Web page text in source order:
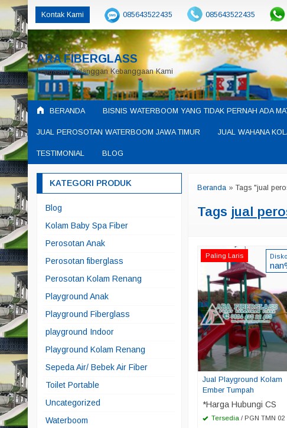
Kontak Kami 085643522435 085643522435
ARA FIBERGLASS
kepuasan Pelanggan Kebanggaan Kami
BERANDA BISNIS WATERBOOM YANG TIDAK PERNAH ADA
JUAL PEROSOTAN WATERBOOM JAWA TIMUR JUAL WAHANA
TESTIMONIAL BLOG
Beranda »Tags "jual
Tags jual
Paling Laris
Jual Playground Kolam
Ember Tumpah
*Harga Hubungi CS
Tersedia / PGN TMN 02
KATEGORI PRODUK
Blog
Kolam Baby Spa Fiber
Perosotan Anak
Perosotan fiberglass
Perosotan Kolam Renang
Playground Anak
Playground Fiberglass
playground Indoor
Playground Kolam Renang
Sepeda Air/ Bebek Air Fiber
Toilet Portable
Uncategorized
Waterboom